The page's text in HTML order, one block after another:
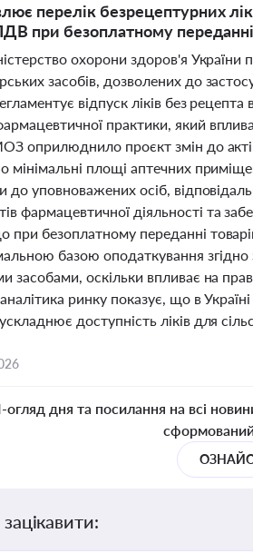
перелік безрецептурних
при безоплатному переданні
охорони здоров'я
засобів, дозволених до
відпуск ліків без
практики, який
оприлюднило проєкт змін до
мінімальні площі аптечних
до уповноважених осіб,
фармацевтичної діяльності та
безоплатному переданні
базою оподаткування
засобами, оскільки впливає на
ринку показує, що в
доступність ліків для
дня та посилання на всі